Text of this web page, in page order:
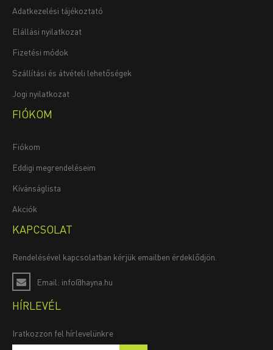
Adatkezelési tájékoztató
Elállási nyilatkozat
Fizetési módok
Szállítási és átvételi lehetőségek
Jogi nyilatkozat
FIÓKOM
Fiókom
Eddigi megrendeléseim
Kívánságlista
Akciók
KAPCSOLAT
Rendelésével kapcsolatban kérjük emailben érdeklődjön.
Email: info@hayna.hu
HÍRLEVÉL
Iratkozzon fel hírlevelünkre